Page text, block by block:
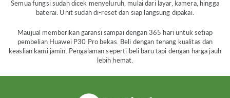
Semua fungsi sudah dicek menyeluruh, mulai dari layar, kamera, hingga
baterai. Unit sudah di-reset dan siap langsung dipakai.
Maujual memberikan garansi sampai dengan 365 hari untuk setiap
pembelian Huawei P30 Pro bekas. Beli dengan tenang kualitas dan
keaslian kami jamin. Pengalaman seperti beli baru tapi dengan harga jauh
lebih hemat.